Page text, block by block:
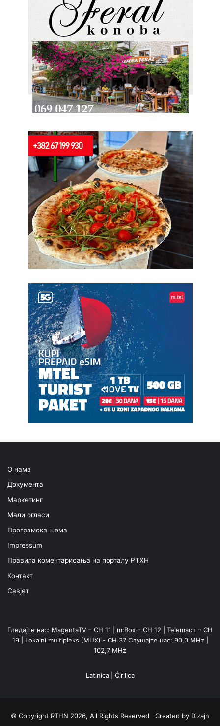
О нама
Документа
Маркетинг
Мали огласи
Програмска шема
Impressum
Правила коментарисања на порталу РТХН
Контакт
Савјет
Гледајте нас: MagentaTV – CH 11 | m:Box – CH 12 | Telemach – CH
19 | Lokalni multipleks (MUX) - CH 37 Слушајте нас: 90,0 MHz |
102,7 MHz
Latinica| Ćirilica
© Copyright RTHN 2026, All Rights Reserved Created by Dizajn